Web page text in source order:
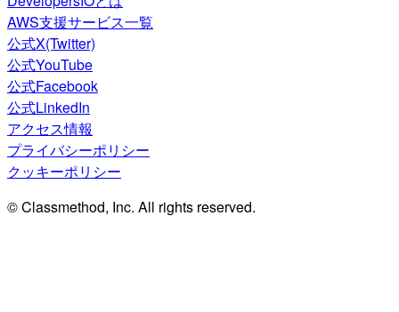
AWS支援サービス一覧
公式X(Twitter)
公式YouTube
公式Facebook
公式LinkedIn
アクセス情報
プライバシーポリシー
クッキーポリシー
© Classmethod, Inc. All rights reserved.